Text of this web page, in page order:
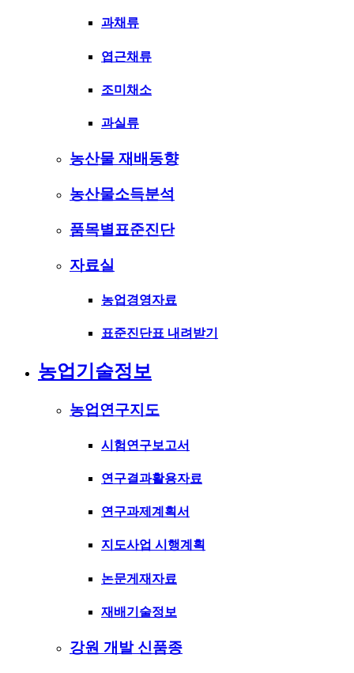
과채류
엽근채류
조미채소
과실류
농산물 재배동향
농산물소득분석
품목별표준진단
자료실
농업경영자료
표준진단표 내려받기
농업기술정보
농업연구지도
시험연구보고서
연구결과활용자료
연구과제계획서
지도사업 시행계획
논문게재자료
재배기술정보
강원 개발 신품종